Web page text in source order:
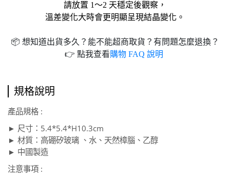
請放置 1～2 天穩定後觀察，
溫差變化大時會更明顯呈現結晶變化。
📦 想知道出貨多久？能不能超商取貨？有問題怎麼退換？
👉 點我查看購物 FAQ 說明
規格說明
產品規格 :
► 尺寸： 5.4*5.4*H10.3cm
► 材質：高硼矽玻璃 、水、天然樟腦、乙醇
► 中國製造
注意事項 :